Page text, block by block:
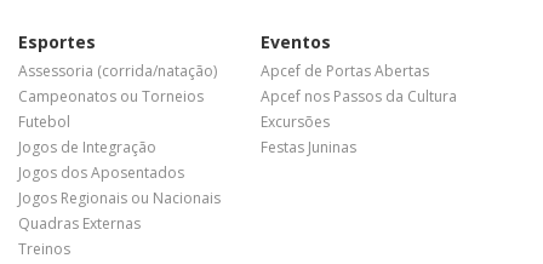
Esportes
Assessoria (corrida/natação)
Campeonatos ou Torneios
Futebol
Jogos de Integração
Jogos dos Aposentados
Jogos Regionais ou Nacionais
Quadras Externas
Treinos
Eventos
Apcef de Portas Abertas
Apcef nos Passos da Cultura
Excursões
Festas Juninas